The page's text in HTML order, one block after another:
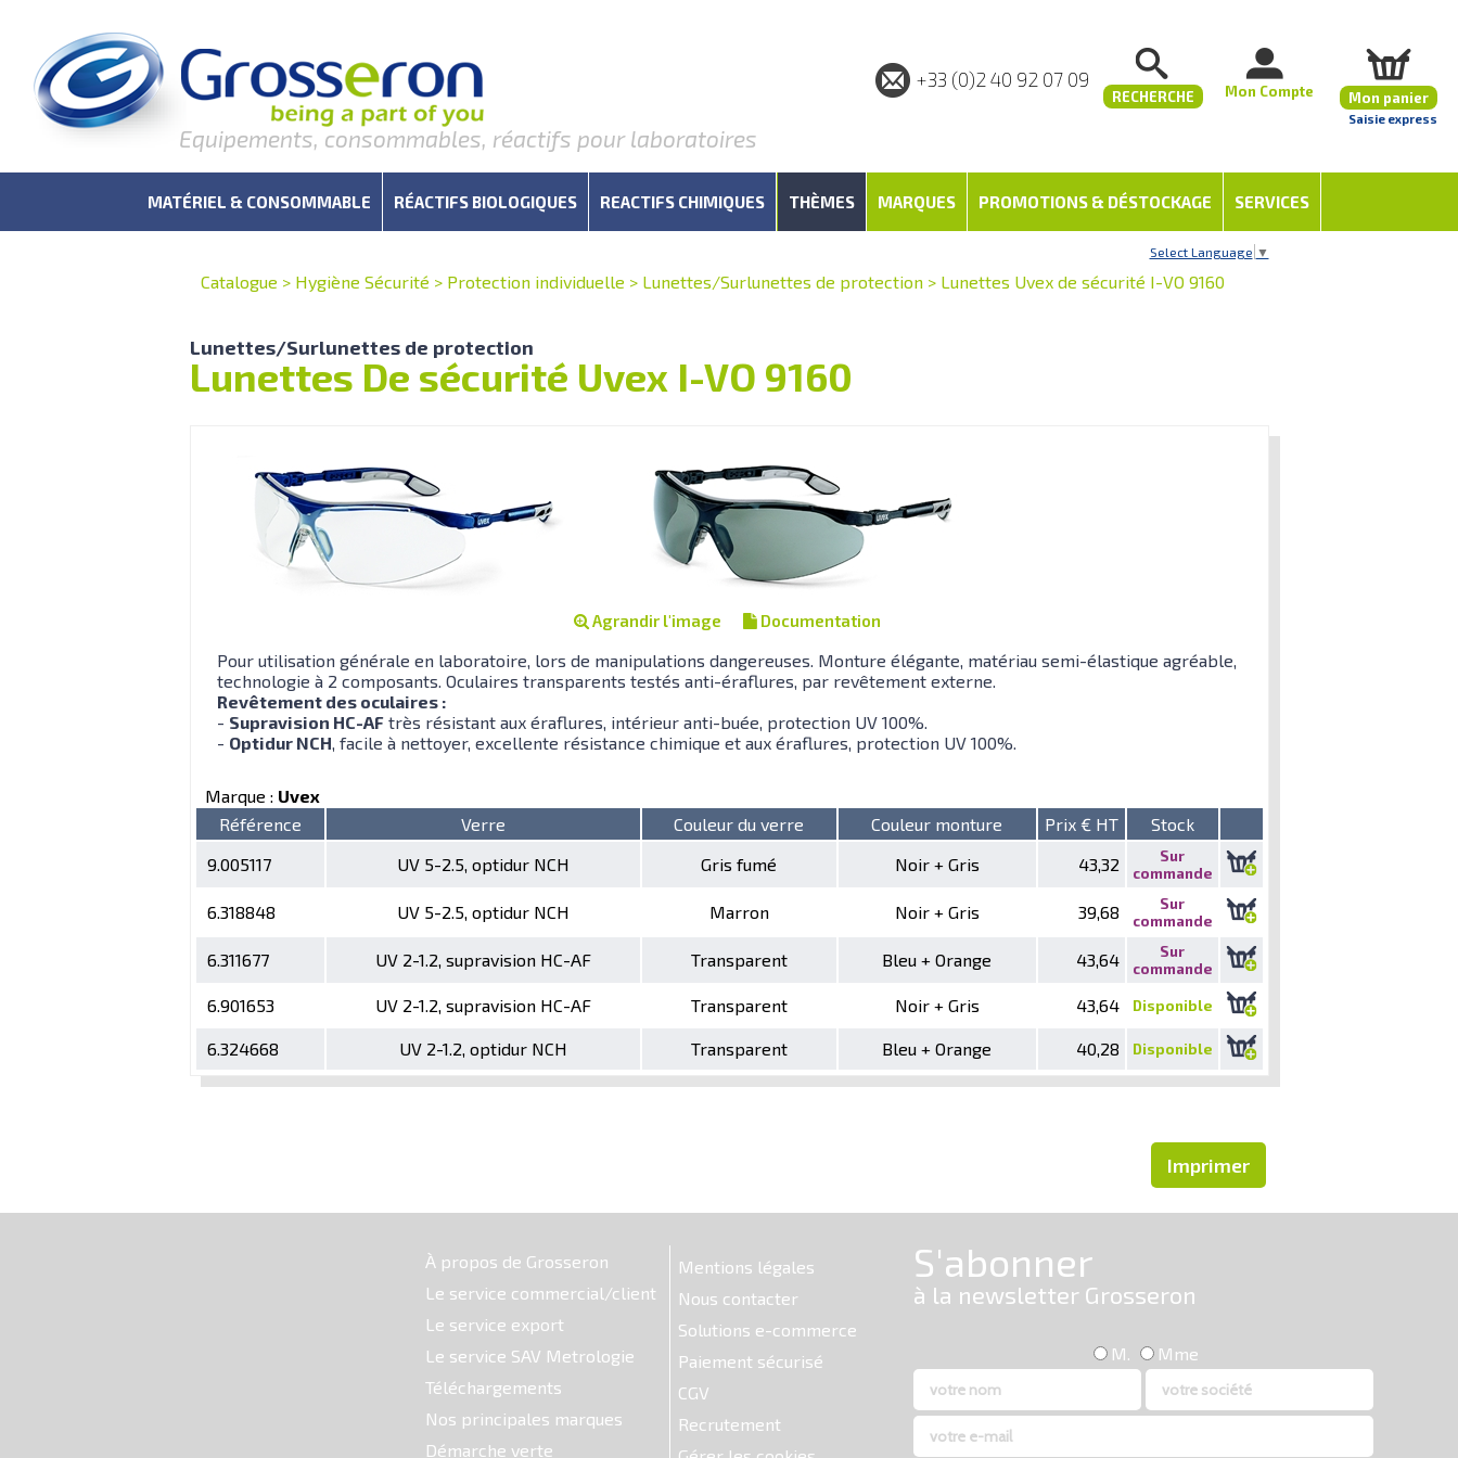
Equipements, consommables, réactifs pour laboratoires
+33 (0)2 40 92 07 09
RECHERCHE Mon Compte Mon panier
Saisie express
MATÉRIEL & CONSOMMABLE RÉACTIFS BIOLOGIQUES REACTIFS CHIMIQUES THÈMES MARQUES PROMOTIONS & DÉSTOCKAGE SERVICES
Select Language ▼
Catalogue > Hygiène Sécurité > Protection individuelle > Lunettes/Surlunettes de protection> Lunettes Uvex de sécurité I-VO 9160
Lunettes/Surlunettes de protection
Lunettes De sécurité Uvex I-VO 9160
Agrandir l'image Documentation
Pour utilisation générale en laboratoire, lors de manipulations dangereuses. Monture élégante, matériau semi-élastique agréable,
technologie à 2 composants. Oculaires transparents testés anti-éraflures, par revêtement externe.
Revêtement des oculaires :
- Supravision HC-AFtrès résistant aux éraflures, intérieur anti-buée, protection UV 100%.
- Optidur NCH , facile à nettoyer, excellente résistance chimique et aux éraflures, protection UV 100%.
Marque : Uvex
Référence
Verre Couleur du verre Couleur monture Prix € HT
Stock
9.005117
UV 5-2.5, optidur NCH Gris fumé Noir + Gris 43,32
Sur
commande
6.318848 UV 5-2.5, optidur NCH Marron Noir + Gris 39,68
Sur
commande
6.311677 UV 2-1.2, supravision HC-AF Transparent Bleu + Orange 43,64
Sur
commande
6.901653 UV 2-1.2, supravision HC-AF Transparent Noir + Gris 43,64 Disponible
6.324668 UV 2-1.2, optidur NCH Transparent Bleu + Orange 40,28 Disponible
Imprimer
À propos de Grosseron
Le service commercial/client
Le service export
Le service SAV Metrologie
Téléchargements
Nos principales marques
Démarche verte
Mentions légales
Nous contacter
Solutions e-commerce
Paiement sécurisé
CGV
Recrutement